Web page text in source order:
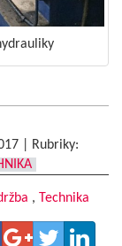
Rubriky:
, Technika